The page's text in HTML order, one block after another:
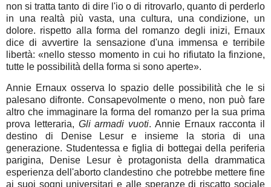
non si tratta tanto di dire l'io o di ritrovarlo, quanto di perderlo
in una realtà più vasta, una cultura, una condizione, un
dolore. rispetto alla forma del romanzo degli inizi, Ernaux
dice di avvertire la sensazione d'una immensa e terribile
libertà: «nello stesso momento in cui ho rifiutato la finzione,
tutte le possibilità della forma si sono aperte».
Annie Ernaux osserva lo spazio delle possibilità che le si
palesano difronte. Consapevolmente o meno, non può fare
altro che immaginare la forma del romanzo per la sua prima
prova letteraria, Gli armadi vuoti. Annie Ernaux racconta il
destino di Denise Lesur e insieme la storia di una
generazione. Studentessa e figlia di bottegai della periferia
parigina, Denise Lesur è protagonista della drammatica
esperienza dell'aborto clandestino che potrebbe mettere fine
ai suoi sogni universitari e alle speranze di riscatto sociale